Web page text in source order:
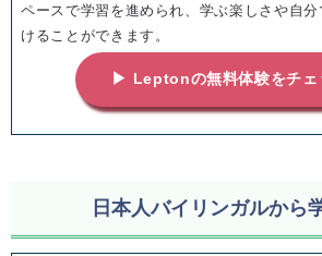
ペースで学習を進められ、学ぶ楽しさや自
けることができます。
▶ Leptonの無料体験をチェ
日本人バイリンガルから